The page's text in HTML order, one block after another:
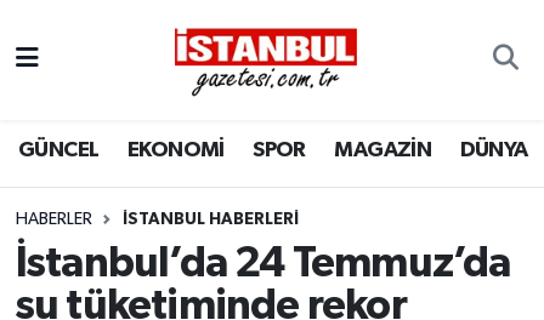
GÜNCEL EKONOMİ SPOR MAGAZİN DÜNYA
HABERLER İSTANBUL HABERLERI
İstanbul’da 24 Temmuz’da
su tüketiminde rekor
EKONOMİ
İSTANBUL
DÜNYA
Nöbetçi Eczaneler
Hava Durumu
Trafik Durumu
Süper Lig Puan Durumu ve Fikstür